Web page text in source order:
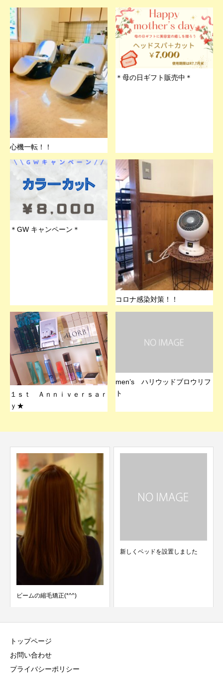
心機一転！！
＊母の日ギフト販売中＊
＊GW キャンペーン＊
コロナ感染対策！！
１ｓｔ Ａｎｎｉｖｅｒｓａｒ
ｙ★
men’s ハリウッドブロウリフ
ト
ビームの縮毛矯正(*^^)
新しくベッドを設置しました
トップページ
お問い合わせ
プライバシーポリシー